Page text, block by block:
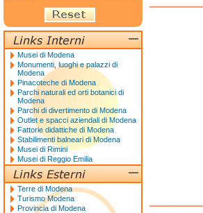
Musei di Modena
Monumenti, luoghi e palazzi di
Modena
Pinacoteche di Modena
Parchi naturali ed orti botanici di
Modena
Parchi di divertimento di Modena
Outlet e spacci aziendali di Modena
Fattorie didattiche di Modena
Stabilimenti balneari di Modena
Musei di Rimini
Musei di Reggio Emilia
Terre di Modena
Turismo Modena
Provincia di Modena